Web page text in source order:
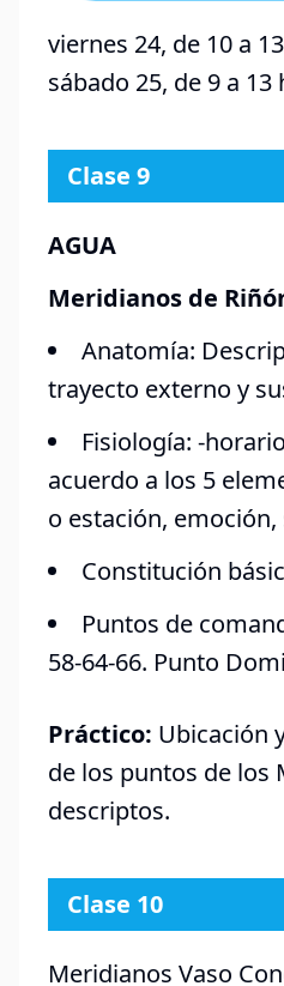
viernes 24, de 10 a
sábado 25, de 9 a 13
Clase 9
AGUA
Meridianos de
Anatomía:
trayecto externo y
Fisiología: -
acuerdo a los 5
o estación, emoción,
Constitución
Puntos de
58-64-66. Punto
Práctico: Ubicación
de los puntos de los
descriptos.
Clase 10
Meridianos Vaso